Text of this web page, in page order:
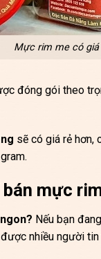
Mực rim me có
đóng gói theo
sẽ có giá rẻ
mực
Nếu bạn
nhiều người